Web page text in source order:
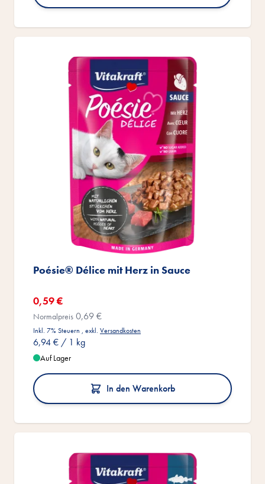
Poésie® Délice mit Herz in Sauce
Sonderangebot
0,59 €
Normalpreis 0,69 €
Inkl. 7% Steuern , exkl. Versandkosten
6,94 € / 1 kg
Auf Lager
In den Warenkorb